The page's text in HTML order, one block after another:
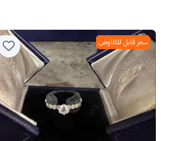
سعر قابل للتفاوض